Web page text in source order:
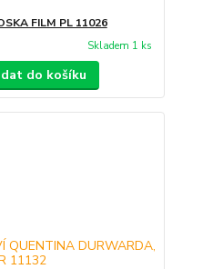
FILM PL 11026
Skladem 1 ks
do košíku